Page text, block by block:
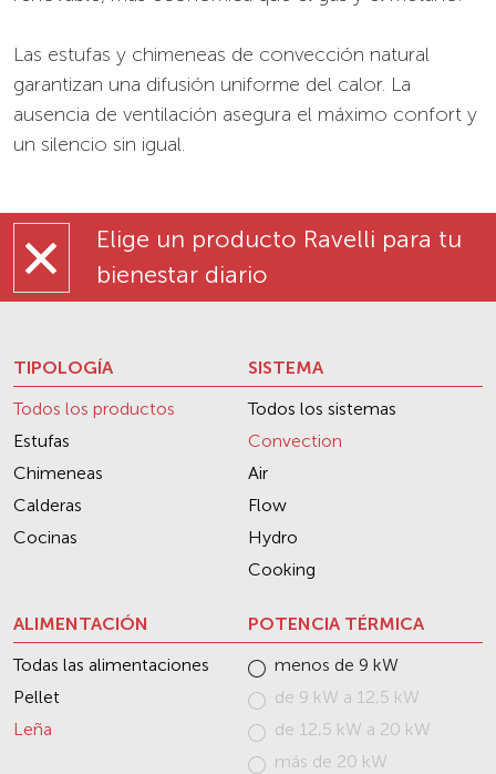
Las estufas y chimeneas de convección natural
garantizan una difusión uniforme del calor. La
ausencia de ventilación asegura el máximo confort y
un silencio sin igual.
Elige un producto Ravelli para tu
bienestar diario
TIPOLOGÍA
Todos los productos
Estufas
Chimeneas
Calderas
Cocinas
SISTEMA
Todos los sistemas
Convection
Air
Flow
Hydro
Cooking
ALIMENTACIÓN
Todas las alimentaciones
Pellet
Leña
POTENCIA TÉRMICA
menos de 9 kW
de 9 kW a 12,5 kW
de 12,5 kW a 20 kW
más de 20 kW